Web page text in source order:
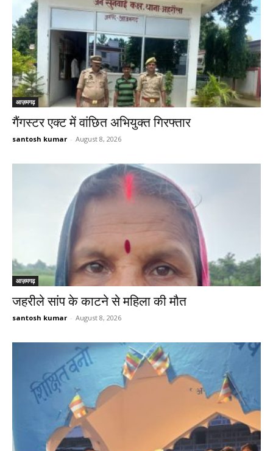
आज़मगढ़
गैंगस्टर एक्ट में वांछित अभियुक्त गिरफ्तार
santosh kumar - August 8, 2026
आज़मगढ़
जहरीले सांप के काटने से महिला की मौत
santosh kumar - August 8, 2026